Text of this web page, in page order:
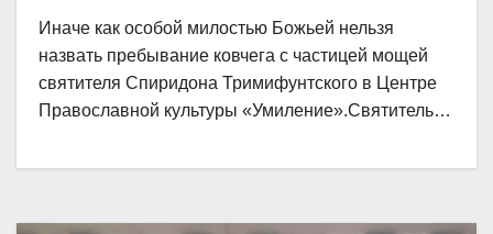
Иначе как особой милостью Божьей нельзя
назвать пребывание ковчега с частицей мощей
святителя Спиридона Тримифунтского в Центре
Православной культуры «Умиление».Святитель…